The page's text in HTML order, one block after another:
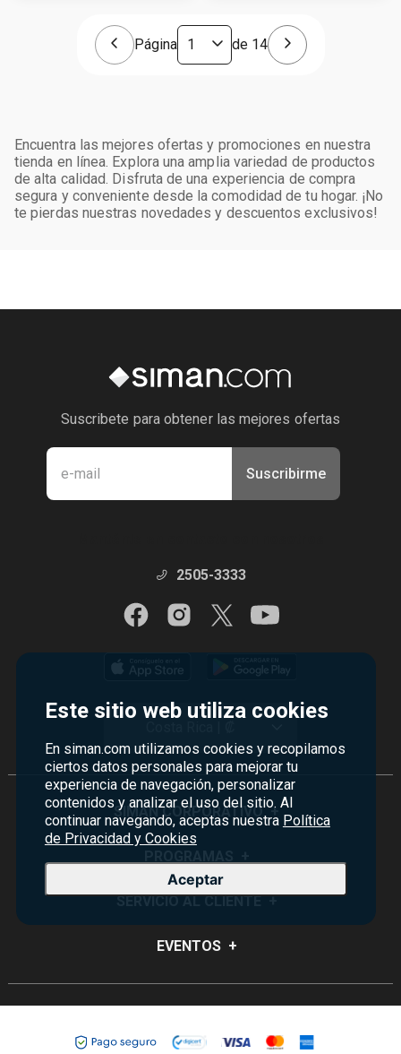
Este sitio web utiliza cookies
En siman.com utilizamos cookies y recopilamos
ciertos datos personales para mejorar tu
experiencia de navegación, personalizar
contenidos y analizar el uso del sitio. Al
continuar navegando, aceptas nuestra Política
de Privacidad y Cookies
Aceptar
Página de 14
Encuentra las mejores ofertas y promociones en nuestra
tienda en línea. Explora una amplia variedad de productos
de alta calidad. Disfruta de una experiencia de compra
segura y conveniente desde la comodidad de tu hogar. ¡No
te pierdas nuestras novedades y descuentos exclusivos!
Suscribete para obtener las mejores ofertas
Suscribirme
2505-3333
SIMAN CORPORATIVO +
Visión y Misión
Sucursales
Monedero
Certificados de Regalo
Credisiman
SERVICIO AL CLIENTE +
Preguntas Frecuentes
Contáctenos
Seguridad del sitio
EVENTOS +
Rebajas